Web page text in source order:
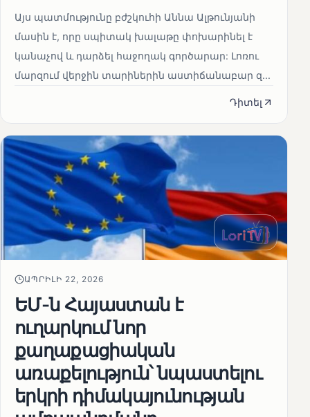
Այս պատմությունը բժշկուհի Աննա Ալթունյանի
մասին է, որը սպիտակ խալաթը փոխարինել է
կանաչով և դարձել հաջողակ գործարար: Լոռու
մարզում վերջին տարիներին աստիճանաբար զ...
Դիտել
ԱՊՐԻԼԻ 22, 2026
ԵՄ-ն Հայաստան է
ուղարկում նոր
քաղաքացիական
առաքելություն՝ նպաստելու
երկրի դիմակայունության